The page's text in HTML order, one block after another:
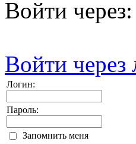
Войти через:
Войти через
Логин:
Пароль:
Запомнить меня